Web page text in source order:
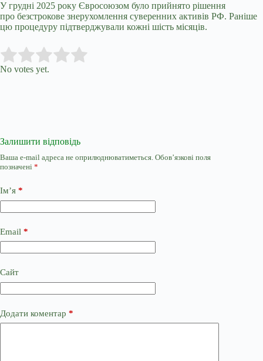
У грудні 2025 року Євросоюзом було прийнято рішення
про безстрокове знерухомлення суверенних активів РФ. Раніше
цю процедуру підтверджували кожні шість місяців.
Rate this item:
No votes yet.
Залишити відповідь
Ваша e-mail адреса не оприлюднюватиметься. Обов’язкові поля
позначені *
Ім’я *
Email *
Сайт
Додати коментар *